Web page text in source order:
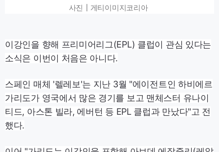
사진┃게티이미지코리아
이강인을 향해 프리미어리그(EPL) 클럽이 관심 있다는
소식은 이번이 처음은 아니다.
스페인 매체 '렐레보'는 지난 3월 "에이전트인 하비에르
가리도가 영국에서 많은 경기를 보고 맨체스터 유나이
티드, 아스톤 빌라, 에버턴 등 EPL 클럽과 만났다"고 전
했다.